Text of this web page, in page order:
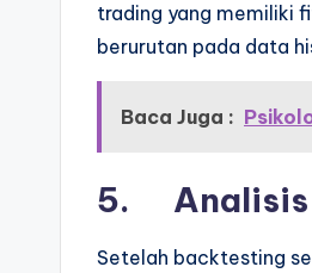
trading yang memiliki
berurutan pada data
Baca Juga :
5.
Setelah backtesting